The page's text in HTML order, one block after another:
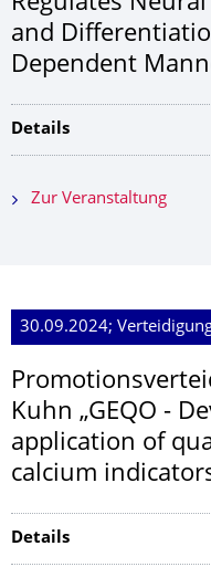
and
Dependent
Details
Zur Veranstaltung
30.09.2024;
Kuhn „GEQO -
application of
calcium
Details